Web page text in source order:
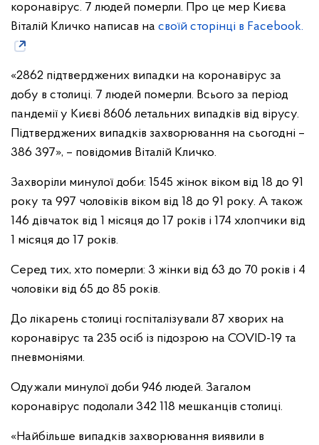
коронавірус. 7 людей померли. Про це мер Києва
Віталій Кличко написав на своїй сторінці в Facebook.
«2862 підтверджених випадки на коронавірус за
добу в столиці. 7 людей померли. Всього за період
пандемії у Києві 8606 летальних випадків від вірусу.
Підтверджених випадків захворювання на сьогодні –
386 397», – повідомив Віталій Кличко.
Захворіли минулої доби: 1545 жінок віком від 18 до 91
року та 997 чоловіків віком від 18 до 91 року. А також
146 дівчаток від 1 місяця до 17 років і 174 хлопчики від
1 місяця до 17 років.
Серед тих, хто померли: 3 жінки від 63 до 70 років і 4
чоловіки від 65 до 85 років.
До лікарень столиці госпіталізували 87 хворих на
коронавірус та 235 осіб із підозрою на COVID-19 та
пневмоніями.
Одужали минулої доби 946 людей. Загалом
коронавірус подолали 342 118 мешканців столиці.
«Найбільше випадків захворювання виявили в